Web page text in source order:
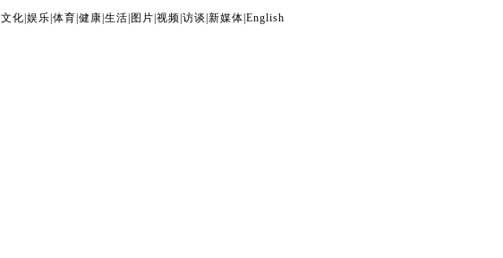
文化 娱乐 体育 健康 生活 图片 视频 访谈 新媒体 English